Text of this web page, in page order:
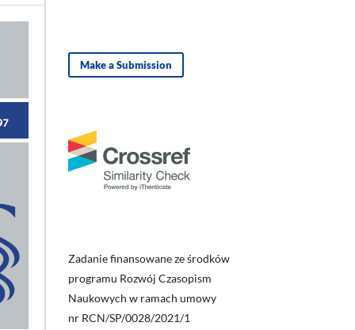
Make a Submission
Zadanie finansowane ze środków
programu Rozwój Czasopism
Naukowych w ramach umowy
nr RCN/SP/0028/2021/1